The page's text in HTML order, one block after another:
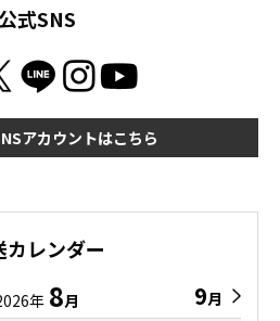
公式SNS
アカウントはこちら
カレンダー
年 8月 9月